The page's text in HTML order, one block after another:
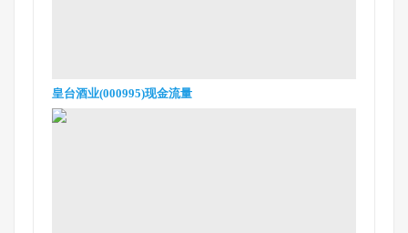
皇台酒业(000995)现金流量